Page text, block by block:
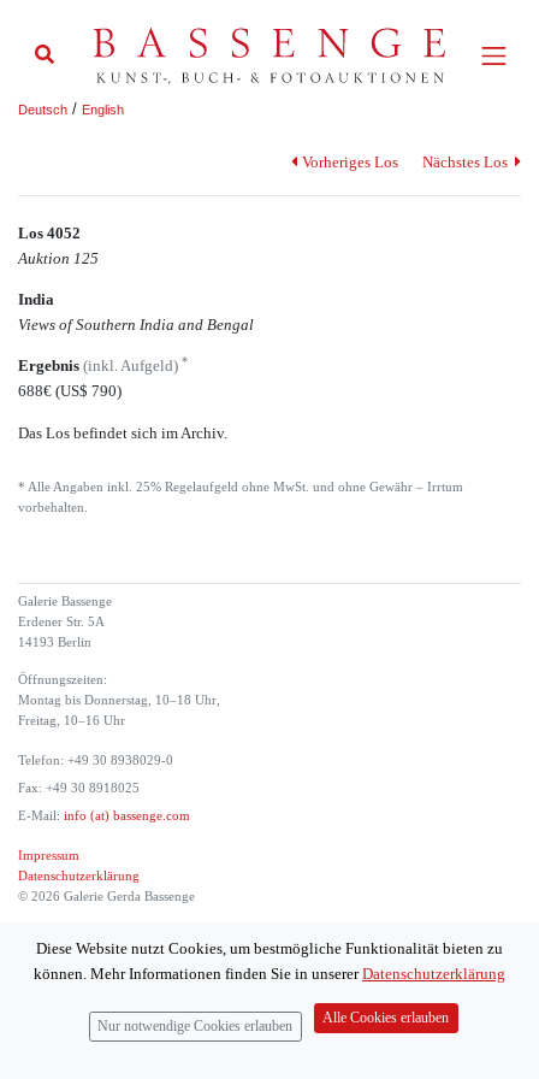
Deutsch / English
Vorheriges Los Nächstes Los
Los 4052
Auktion 125
India
Views of Southern India and Bengal
Ergebnis (inkl. Aufgeld) *
688€ (US$ 790)
Das Los befindet sich im Archiv.
* Alle Angaben inkl. 25% Regelaufgeld ohne MwSt. und ohne Gewähr – Irrtum
vorbehalten.
Galerie Bassenge
Erdener Str. 5A
14193 Berlin
Öffnungszeiten:
Montag bis Donnerstag, 10–18 Uhr,
Freitag, 10–16 Uhr
Telefon: +49 30 8938029-0
Fax: +49 30 8918025
E-Mail: info (at) bassenge.com
Impressum
Datenschutzerklärung
© 2026 Galerie Gerda Bassenge
Diese Website nutzt Cookies, um bestmögliche Funktionalität bieten zu
können. Mehr Informationen finden Sie in unsererDatenschutzerklärung
Nur notwendige Cookies erlauben
Alle Cookies erlauben